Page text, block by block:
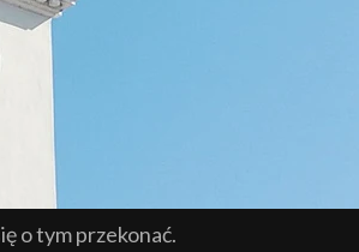
o tym przekonać.